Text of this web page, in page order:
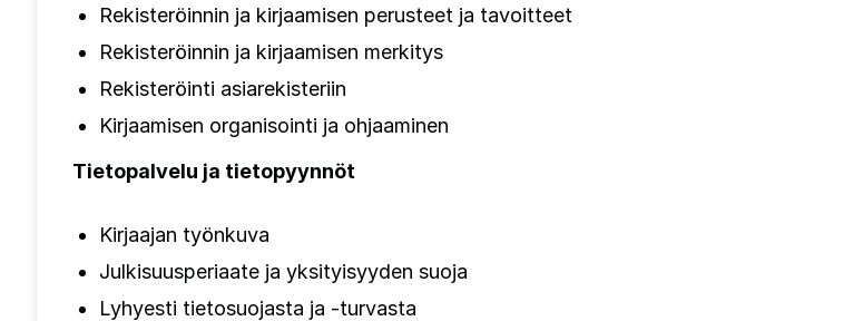
Rekisteröinnin ja kirjaamisen perusteet ja tavoitteet
Rekisteröinnin ja kirjaamisen merkitys
Rekisteröinti asiarekisteriin
Kirjaamisen organisointi ja ohjaaminen
Tietopalvelu ja tietopyynnöt
Kirjaajan työnkuva
Julkisuusperiaate ja yksityisyyden suoja
Lyhyesti tietosuojasta ja -turvasta